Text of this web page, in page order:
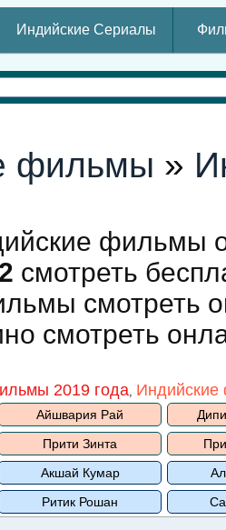
Индийские Сериалы
фильмы »
фильмы
смотреть
смотреть
смотреть
2019 года,
Айшвария Рай
Прити Зинта
Акшай Кумар
Ритик Рошан